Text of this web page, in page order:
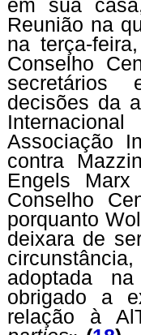
em sua
Reunião na
na terça-
Conselho
secretários
decisões da
Internacional
Associação
contra
Engels
Conselho
porquanto
deixara de
adoptada
obrigado a
relação à